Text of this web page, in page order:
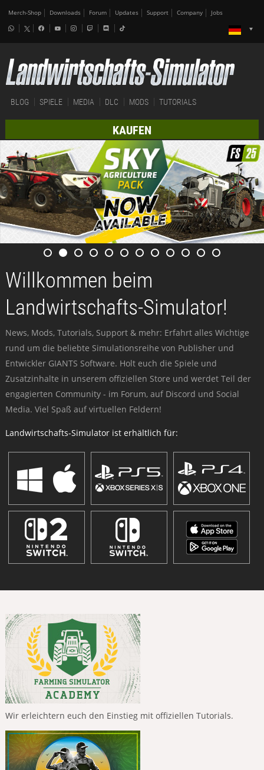
Merch-Shop Downloads Forum Updates Support Company Jobs
BLOG SPIELE MEDIA DLC MODS TUTORIALS
KAUFEN
Willkommen beim
Landwirtschafts-Simulator!
News, Mods, Tutorials, Support & mehr: Erfahrt alles Wichtige
rund um die beliebte Simulationsreihe von Publisher und
Entwickler GIANTS Software. Holt euch die Spiele und
Zusatzinhalte in unserem offiziellen Store und werdet Teil der
engagierten Community - im Forum, auf Discord und Social
Media. Viel Spaß auf virtuellen Feldern!
Landwirtschafts-Simulator ist erhältlich für:
Wir erleichtern euch den Einstieg mit offiziellen Tutorials.